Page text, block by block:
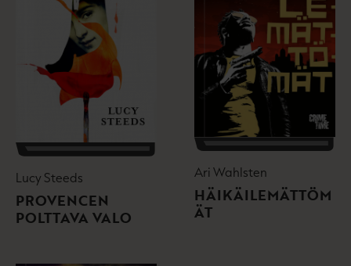
Lucy Steeds
PROVENCEN
POLTTAVA VALO
Ari Wahlsten
HÄIKÄILEMÄTTÖM
ÄT